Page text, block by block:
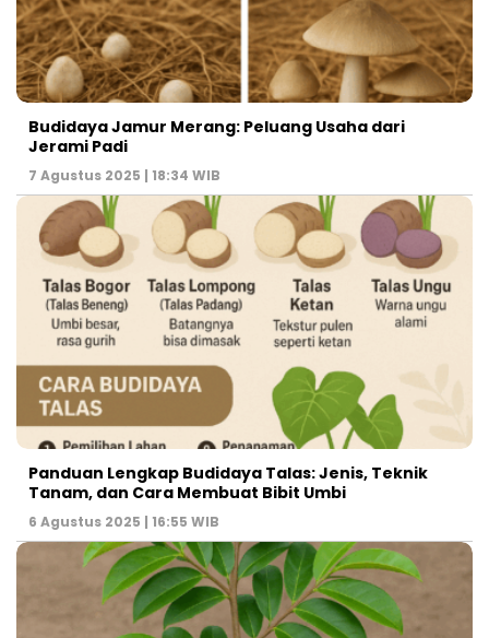
Budidaya Jamur Merang: Peluang Usaha dari
Jerami Padi
7 Agustus 2025 | 18:34 WIB
Panduan Lengkap Budidaya Talas: Jenis, Teknik
Tanam, dan Cara Membuat Bibit Umbi
6 Agustus 2025 | 16:55 WIB